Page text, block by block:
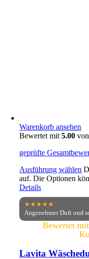
Warenkorb ansehen
Bewertet mit5.00
geprüfte
Ausführung wählen
auf. Die Optionen
Details
★★★★★
Angenehmer Duft und
Bewertet mit
Lavita